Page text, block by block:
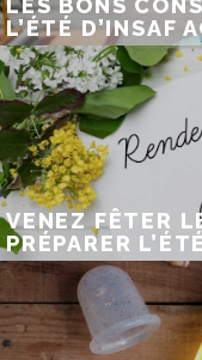
LES BONS
L’ÉTÉ D’INSAF
VENEZ FÊTER
PRÉPARER